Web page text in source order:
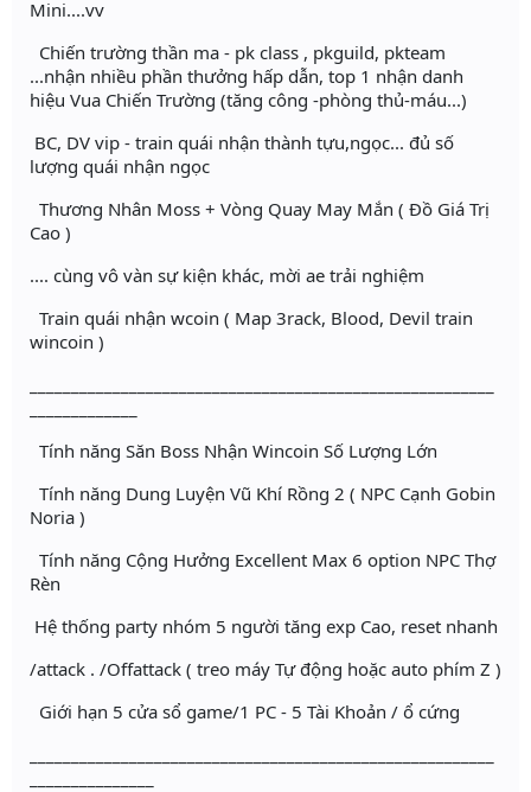
Mini....vv
Chiến trường thần ma - pk class , pkguild, pkteam
...nhận nhiều phần thưởng hấp dẫn, top 1 nhận danh
hiệu Vua Chiến Trường (tăng công -phòng thủ-máu...)
BC, DV vip - train quái nhận thành tựu,ngọc... đủ số
lượng quái nhận ngọc
Thương Nhân Moss + Vòng Quay May Mắn ( Đồ Giá Trị
Cao )
.... cùng vô vàn sự kiện khác, mời ae trải nghiệm
Train quái nhận wcoin ( Map 3rack, Blood, Devil train
wincoin )
Tính năng Săn Boss Nhận Wincoin Số Lượng Lớn
Tính năng Dung Luyện Vũ Khí Rồng 2 ( NPC Cạnh Gobin
Noria )
Tính năng Cộng Hưởng Excellent Max 6 option NPC Thợ
Rèn
Hệ thống party nhóm 5 người tăng exp Cao, reset nhanh
/attack . /Offattack ( treo máy Tự động hoặc auto phím Z )
Giới hạn 5 cửa sổ game/1 PC - 5 Tài Khoản / ổ cứng